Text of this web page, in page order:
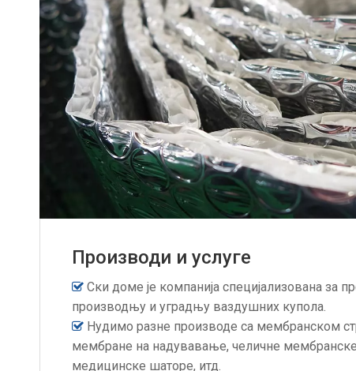
Производи и услуге
 Ски доме је компанија специјализована за
производњу и уградњу ваздушних купола.
 Нудимо разне производе са мембранском
мембране на надувавање, челичне мембранске
медицинске шаторе, итд.